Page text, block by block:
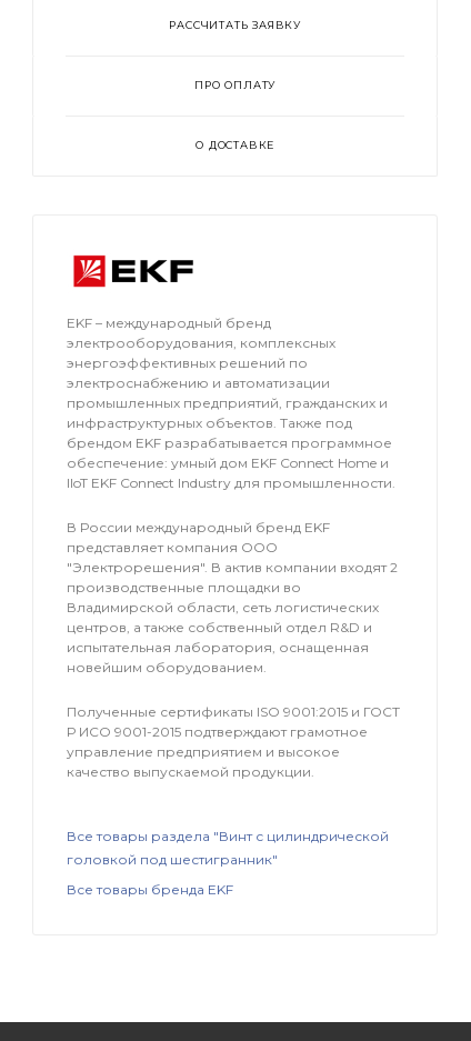
РАССЧИТАТЬ ЗАЯВКУ
ПРО ОПЛАТУ
О ДОСТАВКЕ
EKF – международный бренд
электрооборудования, комплексных
энергоэффективных решений по
электроснабжению и автоматизации
промышленных предприятий, гражданских и
инфраструктурных объектов. Также под
брендом EKF разрабатывается программное
обеспечение: умный дом EKF Connect Home и
IIoT EKF Connect Industry для промышленности.
В России международный бренд EKF
представляет компания OOO
"Электрорешения". В актив компании входят 2
производственные площадки во
Владимирской области, сеть логистических
центров, а также собственный отдел R&D и
испытательная лаборатория, оснащенная
новейшим оборудованием.
Полученные сертификаты ISO 9001:2015 и ГОСТ
Р ИСО 9001-2015 подтверждают грамотное
управление предприятием и высокое
качество выпускаемой продукции.
Все товары раздела "Винт с цилиндрической
головкой под шестигранник"
Все товары бренда EKF